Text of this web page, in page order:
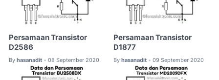
Persamaan Transistor
D2586
By hasanadit • 08 September 2020
Persamaan Transistor
D1877
By hasanadit • 09 September 2020